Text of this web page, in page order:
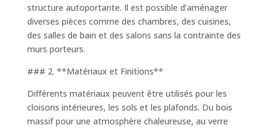
structure autoportante. Il est possible d’aménager
diverses pièces comme des chambres, des cuisines,
des salles de bain et des salons sans la contrainte des
murs porteurs.
### 2. **Matériaux et Finitions**
Différents matériaux peuvent être utilisés pour les
cloisons intérieures, les sols et les plafonds. Du bois
massif pour une atmosphère chaleureuse, au verre